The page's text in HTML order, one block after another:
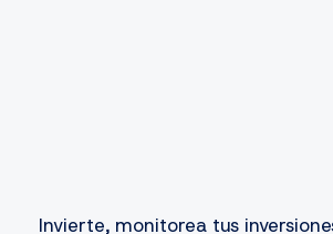
Invierte, monitorea tus